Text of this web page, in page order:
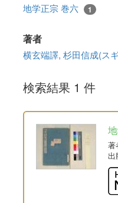
地学正宗 巻六 1
著者
横玄端譯, 杉田信成(ス
検索結果 1 件
著
出